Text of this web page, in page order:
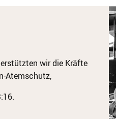
wir die Kräfte
Atemschutz,